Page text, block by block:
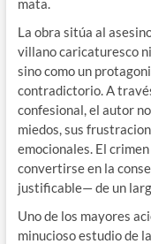
mata.
La obra sitúa al
villano caricaturesco
sino como un
contradictorio. A
confesional, el autor
miedos, sus
emocionales. El
convertirse en la
justificable— de un
Uno de los mayores
minucioso estudio de